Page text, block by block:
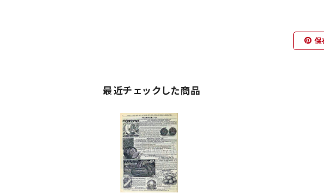
保
最近チェックした商品